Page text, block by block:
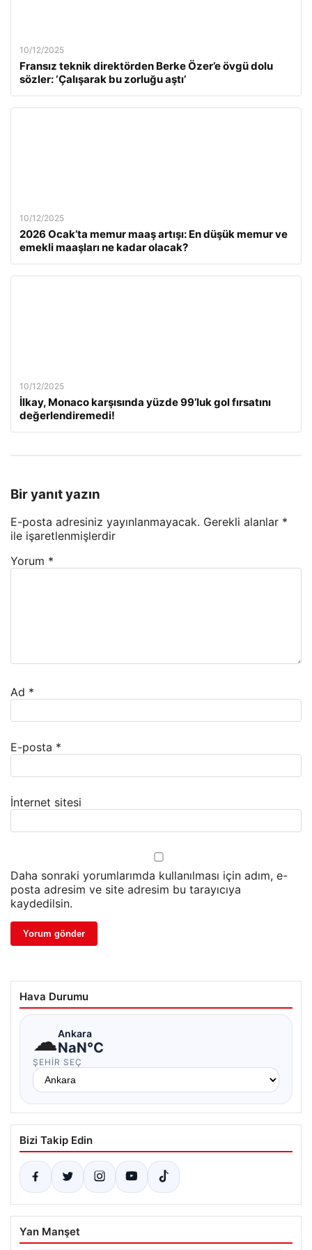
10/12/2025
Fransız teknik direktörden Berke Özer’e övgü dolu
sözler: ‘Çalışarak bu zorluğu aştı’
10/12/2025
2026 Ocak’ta memur maaş artışı: En düşük memur ve
emekli maaşları ne kadar olacak?
10/12/2025
İlkay, Monaco karşısında yüzde 99’luk gol fırsatını
değerlendiremedi!
Bir yanıt yazın
E-posta adresiniz yayınlanmayacak. Gerekli alanlar *
ile işaretlenmişlerdir
Yorum *
Ad *
E-posta *
İnternet sitesi
Daha sonraki yorumlarımda kullanılması için adım, e-
posta adresim ve site adresim bu tarayıcıya
kaydedilsin.
Hava Durumu
☁Ankara
NaN°C
ŞEHIR SEÇ
Bizi Takip Edin
Yan Manşet